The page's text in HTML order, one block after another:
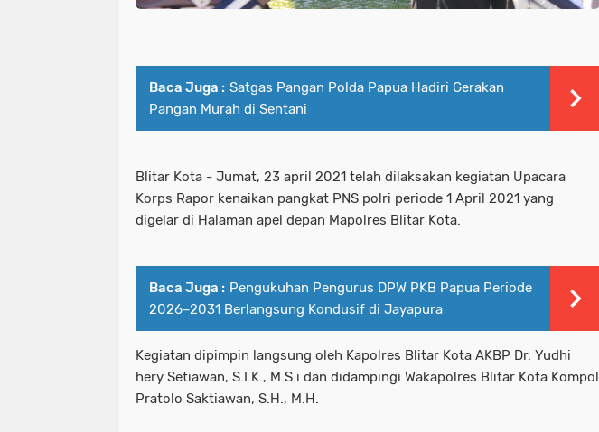
Baca Juga : Satgas Pangan Polda Papua Hadiri Gerakan
Pangan Murah di Sentani
Blitar Kota - Jumat, 23 april 2021 telah dilaksakan kegiatan Upacara
Korps Rapor kenaikan pangkat PNS polri periode 1 April 2021 yang
digelar di Halaman apel depan Mapolres Blitar Kota.
Baca Juga : ‎Pengukuhan Pengurus DPW PKB Papua Periode
2026–2031 Berlangsung Kondusif di Jayapura
Kegiatan dipimpin langsung oleh Kapolres Blitar Kota AKBP Dr. Yudhi
hery Setiawan, S.I.K., M.S.i dan didampingi Wakapolres Blitar Kota Kompol
Pratolo Saktiawan, S.H., M.H.